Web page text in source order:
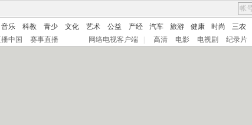
音乐 科教 青少 文化 艺术 公益 产经 汽车 旅游 健康 时尚 三农
中国 赛事直播 网络电视客户端 高清 电影 电视剧 纪录片